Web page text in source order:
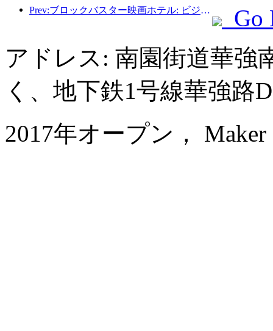
Prev:ブロックバスター映画ホテル: ビジネスと映画の完璧な融合
Go
アドレス: 南園街道華強
く、地下鉄1号線華強路
2017年オープン， Maker